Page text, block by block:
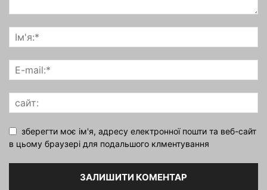
зберегти моє ім'я, адресу електронної пошти та веб-сайт
в цьому браузері для подальшого клментування